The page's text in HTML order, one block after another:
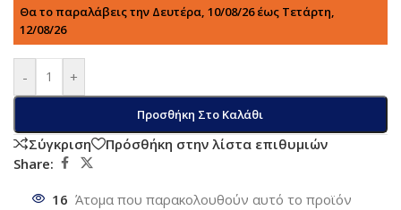
Θα το παραλάβεις την Δευτέρα, 10/08/26 έως Τετάρτη,
12/08/26
- +
Προσθήκη Στο Καλάθι
Σύγκριση
Πρόσθήκη στην λίστα επιθυμιών
Share:
16 Άτομα που παρακολουθούν αυτό το προϊόν